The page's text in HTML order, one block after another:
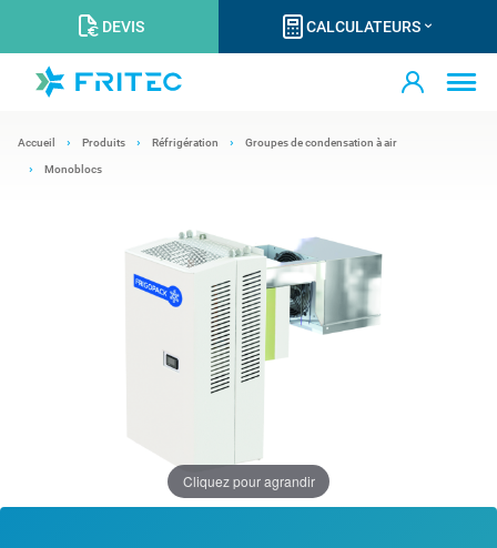
DEVIS CALCULATEURS
Accueil Produits Réfrigération Groupes de condensation à air
Monoblocs
Cliquez pour agrandir